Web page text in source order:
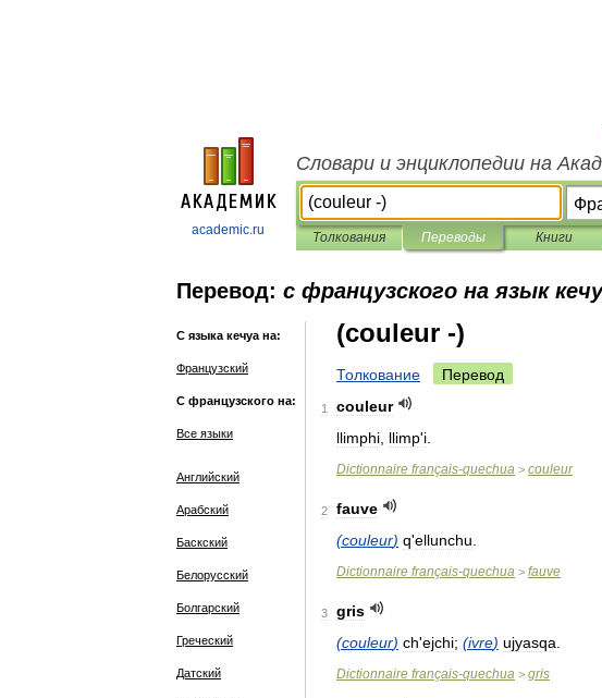
academic.ru
Словари и энциклопедии на
Толкования Переводы Книги
Перевод: с французского на язык
С языка кечуа на:
Французский
С французского на:
Все языки
Английский
Арабский
Баскский
Белорусский
Болгарский
Греческий
Датский
(couleur -)
Толкование Перевод
1
couleur
llimphi llimp'i
Dictionnaire français-quechua > couleur
2
fauve
(couleur) q'ellunchu
Dictionnaire français-quechua > fauve
3
gris
(couleur) ch'ejchi; (ivre) ujyasqa
Dictionnaire français-quechua > gris